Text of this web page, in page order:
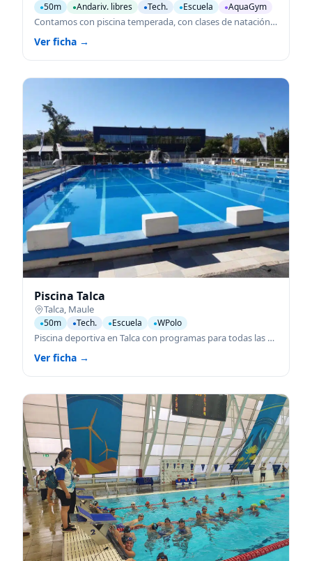
●50m ●Andariv. libres ●Tech. ●Escuela ●AquaGym
Contamos con piscina temperada, con clases de natación para niños y adultos hidrogym, y nado libre sólo adultos y familiar
Ver ficha →
Piscina Talca
Talca, Maule
●50m ●Tech. ●Escuela ●WPolo
Piscina deportiva en Talca con programas para todas las edades.
Ver ficha →